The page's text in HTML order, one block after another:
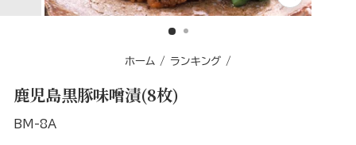
閉
ホーム / ランキング /
鹿児島黒豚味噌漬(8枚)
BM-8A